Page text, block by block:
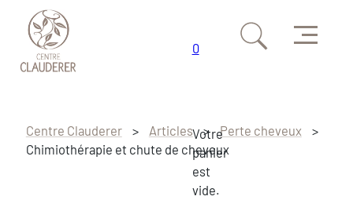
Passer au contenu principal
Passer au pied de page
Menu
0
Votre
panier
est
vide.
Centre Clauderer > Articles > Perte cheveux
>
Chimiothérapie et chute de cheveux